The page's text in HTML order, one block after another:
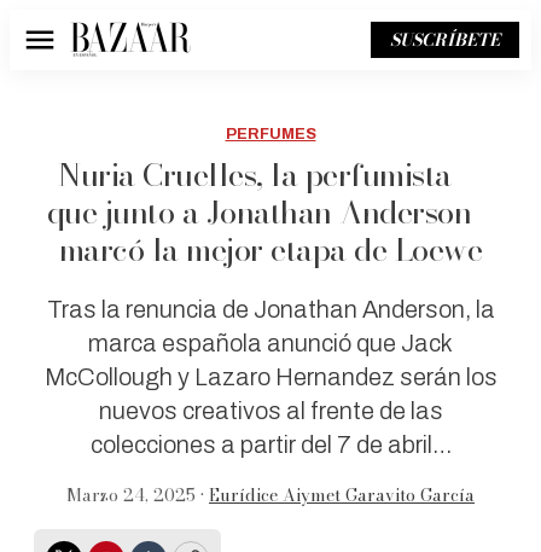
Menú SUSCRÍBETE
PERFUMES
Nuria Cruelles, la perfumista —
que junto a Jonathan Anderson—
marcó la mejor etapa de Loewe
Tras la renuncia de Jonathan Anderson, la
marca española anunció que Jack
McCollough y Lazaro Hernandez serán los
nuevos creativos al frente de las
colecciones a partir del 7 de abril…
Marzo 24, 2025 • Eurídice Aiymet Garavito García